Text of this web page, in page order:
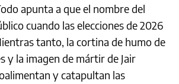
apunta a que el nombre del
cuando las elecciones de 2026
tanto, la cortina de humo de
y la imagen de mártir de Jair
y catapultan las